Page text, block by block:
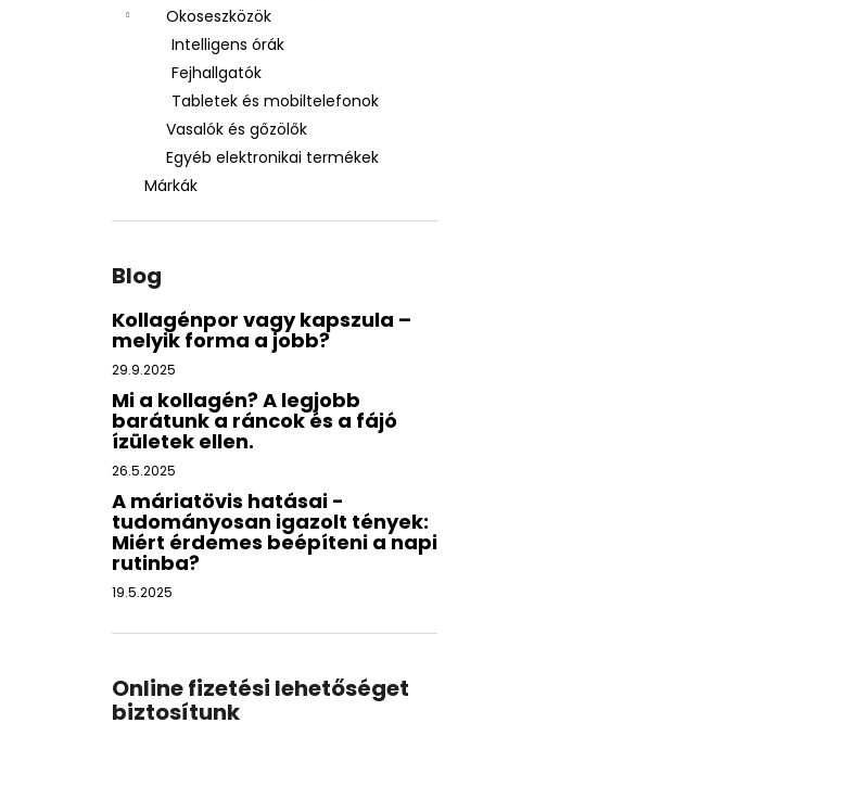
Okoseszközök
Intelligens órák
Fejhallgatók
Tabletek és mobiltelefonok
Vasalók és gőzölők
Egyéb elektronikai termékek
Márkák
Blog
Kollagénpor vagy kapszula –
melyik forma a jobb?
29.9.2025
Mi a kollagén? A legjobb
barátunk a ráncok és a fájó
ízületek ellen.
26.5.2025
A máriatövis hatásai -
tudományosan igazolt tények:
Miért érdemes beépíteni a napi
rutinba?
19.5.2025
Online fizetési lehetőséget
biztosítunk